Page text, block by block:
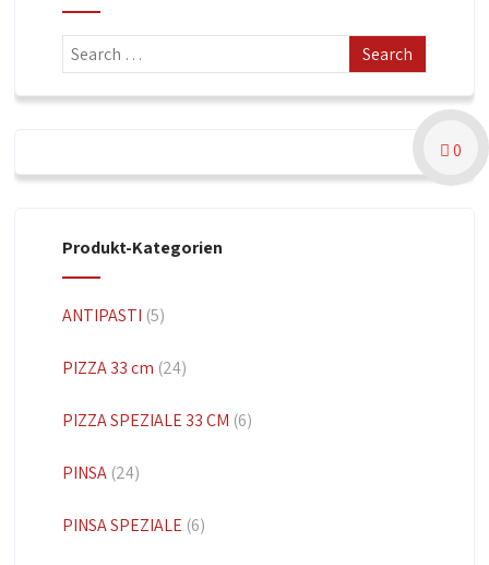
Produkt-Kategorien
ANTIPASTI (5)
PIZZA 33 cm (24)
PIZZA SPEZIALE 33 CM (6)
PINSA (24)
PINSA SPEZIALE (6)
0